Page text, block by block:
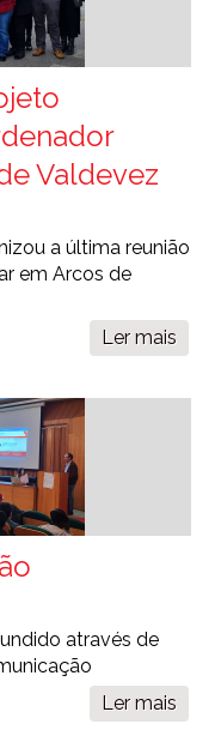
Valdevez
a última reunião
em Arcos de
Ler mais
através de
Ler mais